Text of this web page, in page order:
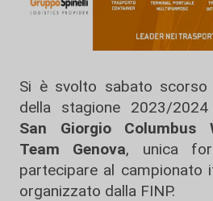
Si è svolto sabato
della stagione 2023/
San Giorgio Columbus
Team Genova, unica
partecipare al campionato
organizzato dalla FINP.